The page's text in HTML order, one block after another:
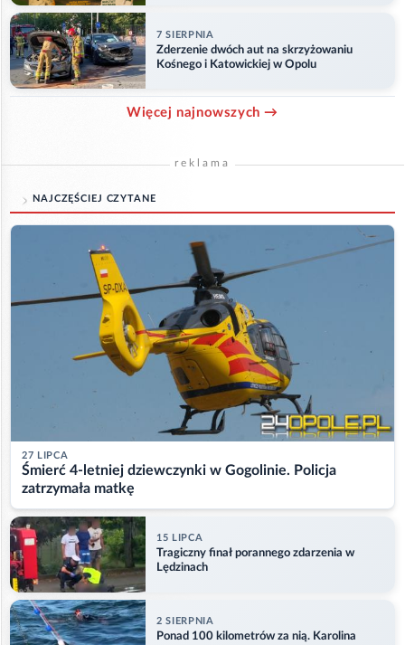
7 SIERPNIA
Zderzenie dwóch aut na skrzyżowaniu
Kośnego i Katowickiej w Opolu
Więcej najnowszych →
reklama
NAJCZĘŚCIEJ CZYTANE
27 LIPCA
Śmierć 4-letniej dziewczynki w Gogolinie. Policja
zatrzymała matkę
15 LIPCA
Tragiczny finał porannego zdarzenia w
Lędzinach
2 SIERPNIA
Ponad 100 kilometrów za nią. Karolina